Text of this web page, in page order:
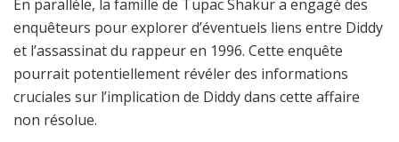
En parallèle, la famille de Tupac Shakur a engagé des
enquêteurs pour explorer d’éventuels liens entre Diddy
et l’assassinat du rappeur en 1996. Cette enquête
pourrait potentiellement révéler des informations
cruciales sur l’implication de Diddy dans cette affaire
non résolue.